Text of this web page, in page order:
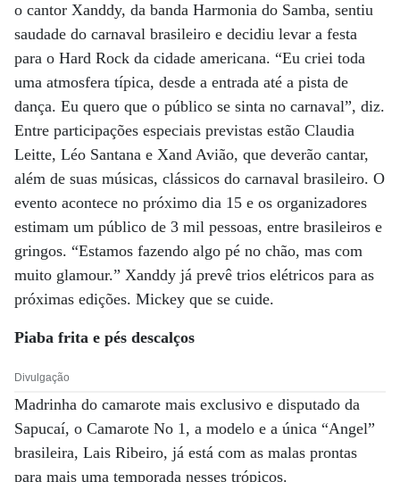
o cantor Xanddy, da banda Harmonia do Samba, sentiu
saudade do carnaval brasileiro e decidiu levar a festa
para o Hard Rock da cidade americana. “Eu criei toda
uma atmosfera típica, desde a entrada até a pista de
dança. Eu quero que o público se sinta no carnaval”, diz.
Entre participações especiais previstas estão Claudia
Leitte, Léo Santana e Xand Avião, que deverão cantar,
além de suas músicas, clássicos do carnaval brasileiro. O
evento acontece no próximo dia 15 e os organizadores
estimam um público de 3 mil pessoas, entre brasileiros e
gringos. “Estamos fazendo algo pé no chão, mas com
muito glamour.” Xanddy já prevê trios elétricos para as
próximas edições. Mickey que se cuide.
Piaba frita e pés descalços
Divulgação
Madrinha do camarote mais exclusivo e disputado da
Sapucaí, o Camarote No 1, a modelo e a única “Angel”
brasileira, Lais Ribeiro, já está com as malas prontas
para mais uma temporada nesses trópicos.